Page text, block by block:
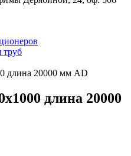
труб
длина 20000 мм AD
длина 20000